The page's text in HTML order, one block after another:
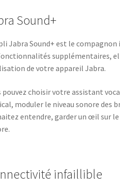
Sound+
Jabra Sound+ est le compagnon
supplémentaires,
de votre appareil Jabra.
pouvez choisir votre assistant
moduler le niveau sonore des
entendre, garder un œil sur
infaillible